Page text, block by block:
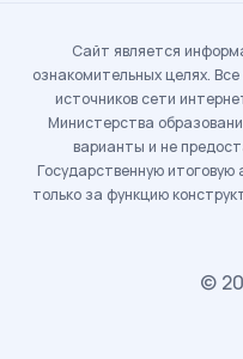
Сайт является
ознакомительных целях.
источников сети
Министерства
варианты и не
Государственную
только за функцию
©